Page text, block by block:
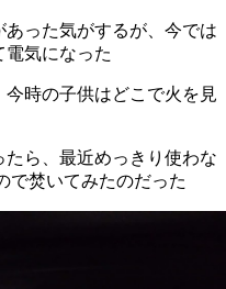
った気がするが、今では
電気になった
時の子供はどこで火を見
ら、最近めっきり使わな
で焚いてみたのだった